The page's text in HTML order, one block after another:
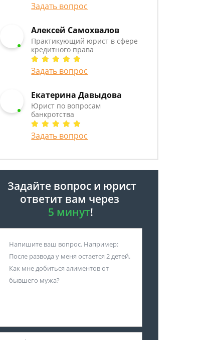
Задать вопрос
Алексей Самохвалов
Практикующий юрист в сфере
кредитного права
Задать вопрос
Екатерина Давыдова
Юрист по вопросам
банкротства
Задать вопрос
Задайте вопрос и юрист
ответит вам через
5 минут!